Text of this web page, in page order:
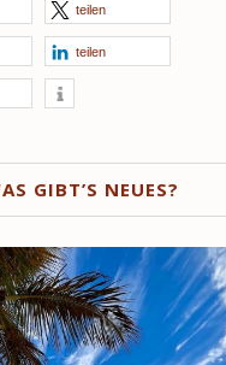
teilen
teilen
GIBT’S NEUES?